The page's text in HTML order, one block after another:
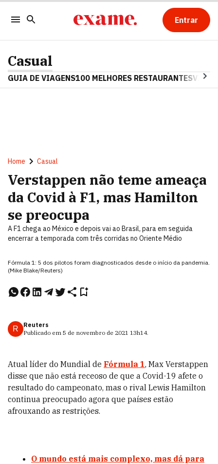
Entrar
Casual
GUIA DE VIAGENS100 MELHORES RESTAURANTES
Home Casual
Verstappen não teme ameaça
da Covid à F1, mas Hamilton
se preocupa
A F1 chega ao México e depois vai ao Brasil, para em seguida
encerrar a temporada com três corridas no Oriente Médio
Fórmula 1: 5 dos pilotos foram diagnosticados desde o início da pandemia.
(Mike Blake/Reuters)
R
Reuters
Publicado em 5 de novembro de 2021 13h14.
Atual líder do Mundial de Fórmula 1, Max Verstappen
disse que não está receoso de que a Covid-19 afete o
resultado do campeonato, mas o rival Lewis Hamilton
continua preocupado agora que países estão
afrouxando as restrições.
O mundo está mais complexo, mas dá para